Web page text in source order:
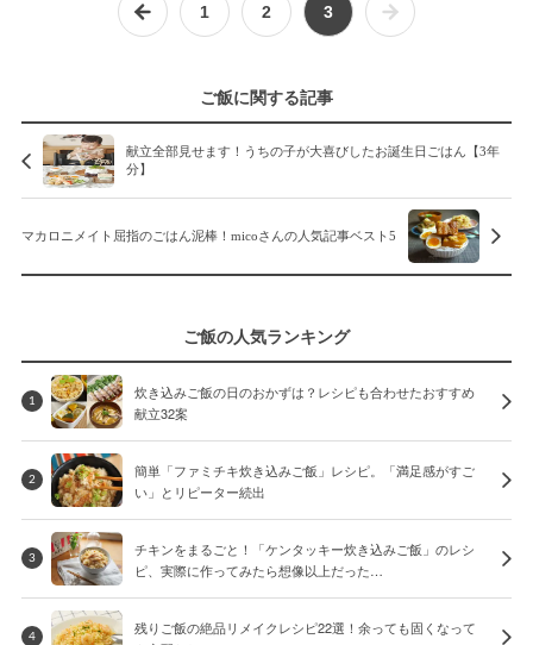
1 2 3
ご飯に関する記事
献立全部見せます！うちの子が大喜びしたお誕生日ごはん【3年
分】
マカロニメイト屈指のごはん泥棒！micoさんの人気記事ベスト5
ご飯の人気ランキング
1
炊き込みご飯の日のおかずは？レシピも合わせたおすすめ
献立32案
2
簡単「ファミチキ炊き込みご飯」レシピ。「満足感がすご
い」とリピーター続出
3
チキンをまるごと！「ケンタッキー炊き込みご飯」のレシ
ピ、実際に作ってみたら想像以上だった…
4
残りご飯の絶品リメイクレシピ22選！余っても固くなって